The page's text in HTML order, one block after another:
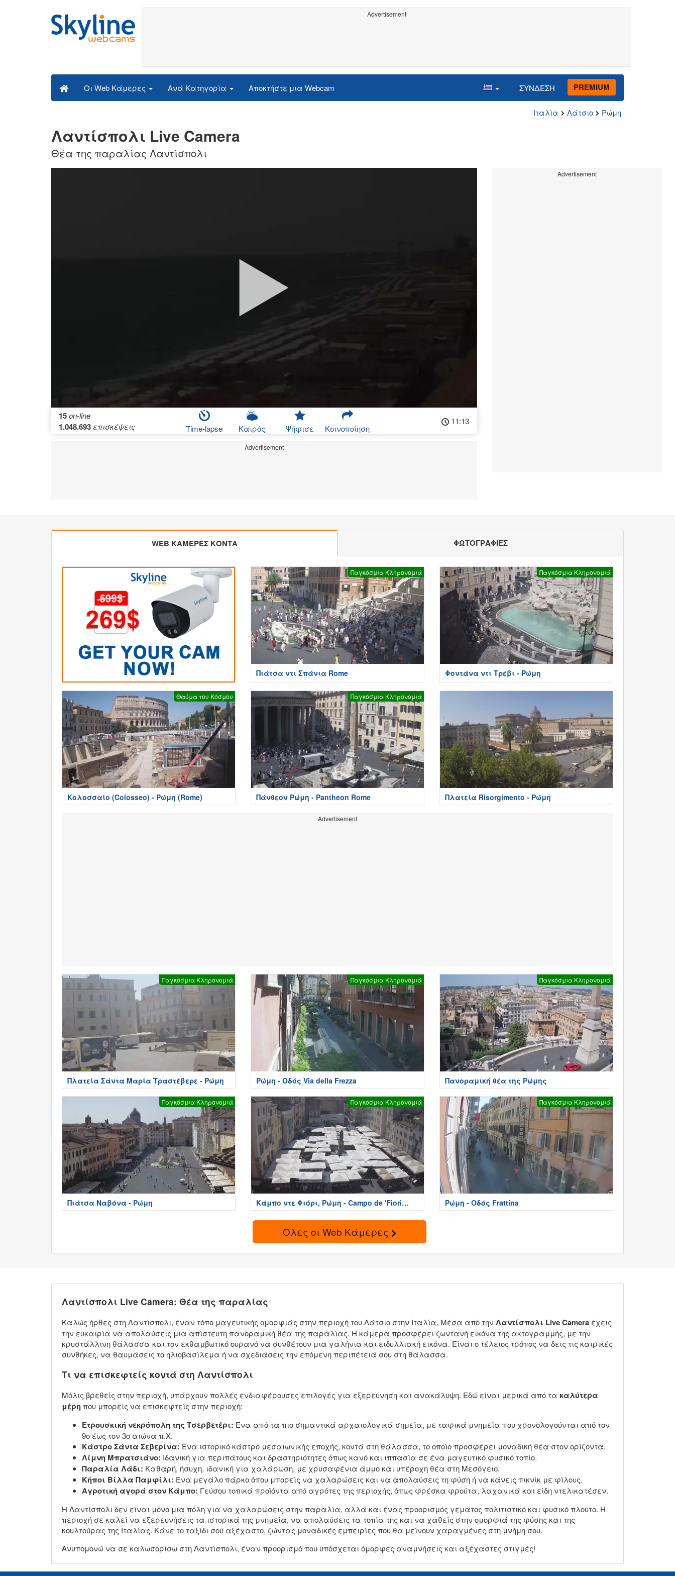
Advertisement
Οι Web Κάμερες Ανά Κατηγορία Αποκτήστε μια Webcam ΣΥΝΔΕΣΗ PREMIUM
Ιταλία Λάτσιο Ρώμη
Λαντίσπολι Live Camera
Θέα της παραλίας Λαντίσπολι
15on-line
1.048.693επισκέψεις Time-lapse Καιρός Ψήφισε Κοινοποίηση
11:13
Advertisement
Advertisement
WEB ΚΑΜΕΡΕΣ ΚΟΝΤΑ ΦΩΤΟΓΡΑΦΙΕΣ
Παγκόσμια Κληρονομιά
Πιάτσα ντι Σπάνια Rome
Παγκόσμια Κληρονομιά
Φοντάνα ντι Τρέβι - Ρώμη
Θαύμα του Κόσμου
Κολοσσαίο (Colosseo) - Ρώμη (Rome)
Παγκόσμια Κληρονομιά
Πάνθεον Ρώμη - Pantheon Rome Πλατεία Risorgimento - Ρώμη
Advertisement
Παγκόσμια Κληρονομιά
Πλατεία Σάντα Μαρία Τραστέβερε - Ρώμη
Παγκόσμια Κληρονομιά
Ρώμη - Οδός Via della Frezza
Παγκόσμια Κληρονομιά
Πανοραμική θέα της Ρώμης
Παγκόσμια Κληρονομιά
Πιάτσα Ναβόνα - Ρώμη
Παγκόσμια Κληρονομιά
Κάμπο ντε Φιόρι, Ρώμη - Campo de 'Fiori
Roma
Παγκόσμια Κληρονομιά
Ρώμη - Οδός Frattina
Όλες οι Web Κάμερες
Λαντίσπολι Live Camera: Θέα της παραλίας
Καλώς ήρθες στη Λαντίσπολι, έναν τόπο μαγευτικής ομορφιάς στην περιοχή του Λάτσιο στην Ιταλία. Μέσα από την Λαντίσπολι Live Camera έχεις
την ευκαιρία να απολαύσεις μια απίστευτη πανοραμική θέα της παραλίας. Η κάμερα προσφέρει ζωντανή εικόνα της ακτογραμμής, με την
κρυστάλλινη θάλασσα και τον εκθαμβωτικό ουρανό να συνθέτουν μια γαλήνια και ειδυλλιακή εικόνα. Είναι ο τέλειος τρόπος να δεις τις καιρικές
συνθήκες, να θαυμάσεις το ηλιοβασίλεμα ή να σχεδιάσεις την επόμενη περιπέτειά σου στη θάλασσα.
Τι να επισκεφτείς κοντά στη Λαντίσπολι
Μόλις βρεθείς στην περιοχή, υπάρχουν πολλές ενδιαφέρουσες επιλογές για εξερεύνηση και ανακάλυψη. Εδώ είναι μερικά από τα καλύτερα
μέρηπου μπορείς να επισκεφτείς στην περιοχή:
Ετρουσκική νεκρόπολη της Τσερβετέρι: Ένα από τα πιο σημαντικά αρχαιολογικά σημεία, με ταφικά μνημεία που χρονολογούνται από τον
9ο έως τον 3ο αιώνα π.Χ.
Κάστρο Σάντα Σεβερίνα: Ένα ιστορικό κάστρο μεσαιωνικής εποχής, κοντά στη θάλασσα, το οποίο προσφέρει μοναδική θέα στον ορίζοντα.
Λίμνη Μπρατσιάνο: Ιδανική για περιπάτους και δραστηριότητες όπως κανό και ιππασία σε ένα μαγευτικό φυσικό τοπίο.
Παραλία Λάδι: Καθαρή, ήσυχη, ιδανική για χαλάρωση, με χρυσαφένια άμμο και υπέροχη θέα στη Μεσόγειο.
Κήποι Βίλλα Παμφίλι: Ένα μεγάλο πάρκο όπου μπορείς να χαλαρώσεις και να απολαύσεις τη φύση ή να κάνεις πικνίκ με φίλους.
Αγροτική αγορά στον Κάμπο: Γεύσου τοπικά προïόντα από αγρότες της περιοχής, όπως φρέσκα φρούτα, λαχανικά και είδη ντελικατέσεν.
Η Λαντίσπολι δεν είναι μόνο μια πόλη για να χαλαρώσεις στην παραλία, αλλά και ένας προορισμός γεμάτος πολιτιστικό και φυσικό πλούτο. Η
περιοχή σε καλεί να εξερευνήσεις τα ιστορικά της μνημεία, να απολαύσεις τα τοπία της και να χαθείς στην ομορφιά της φύσης και της
κουλτούρας της Ιταλίας. Κάνε το ταξίδι σου αξέχαστο, ζώντας μοναδικές εμπειρίες που θα μείνουν χαραγμένες στη μνήμη σου.
Ανυπομονώ να σε καλωσορίσω στη Λαντίσπολι, έναν προορισμό που υπόσχεται όμορφες αναμνήσεις και αξέχαστες στιγμές!